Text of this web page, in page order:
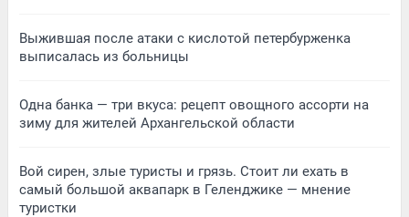
Выжившая после атаки с кислотой петербурженка
выписалась из больницы
Одна банка — три вкуса: рецепт овощного ассорти на
зиму для жителей Архангельской области
Вой сирен, злые туристы и грязь. Стоит ли ехать в
самый большой аквапарк в Геленджике — мнение
туристки